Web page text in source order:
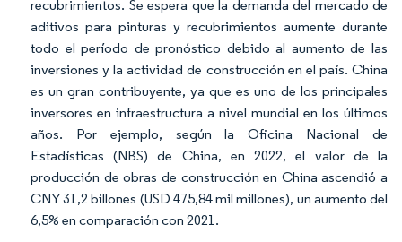
recubrimientos. Se espera que la demanda del mercado de
aditivos para pinturas y recubrimientos aumente durante
todo el período de pronóstico debido al aumento de las
inversiones y la actividad de construcción en el país. China
es un gran contribuyente, ya que es uno de los principales
inversores en infraestructura a nivel mundial en los últimos
años. Por ejemplo, según la Oficina Nacional de
Estadísticas (NBS) de China, en 2022, el valor de la
producción de obras de construcción en China ascendió a
CNY 31,2 billones (USD 475,84 mil millones), un aumento del
6,5% en comparación con 2021.